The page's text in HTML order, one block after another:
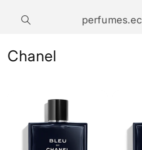
al contenido
perfumes.ec
C
Chanel